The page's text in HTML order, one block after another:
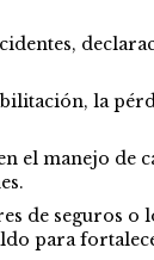
la
el manejo de
de seguros o
para